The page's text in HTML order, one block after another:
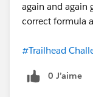
again and again
correct formula
#Trailhead
0 J’aime